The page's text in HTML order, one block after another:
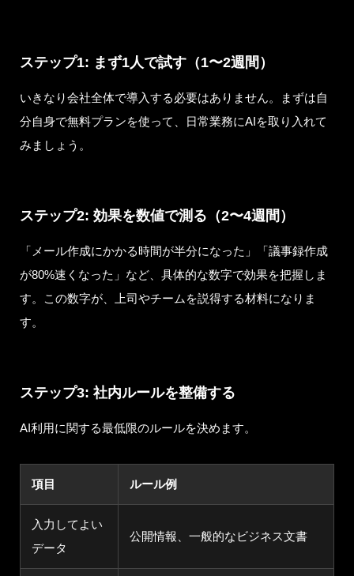
ステップ1: まず1人で試す（1〜2週間）
いきなり会社全体で導入する必要はありません。まずは自
分自身で無料プランを使って、日常業務にAIを取り入れて
みましょう。
ステップ2: 効果を数値で測る（2〜4週間）
「メール作成にかかる時間が半分になった」「議事録作成
が80%速くなった」など、具体的な数字で効果を把握しま
す。この数字が、上司やチームを説得する材料になりま
す。
ステップ3: 社内ルールを整備する
AI利用に関する最低限のルールを決めます。
項目 ルール例
入力してよい
データ
公開情報、一般的なビジネス文書